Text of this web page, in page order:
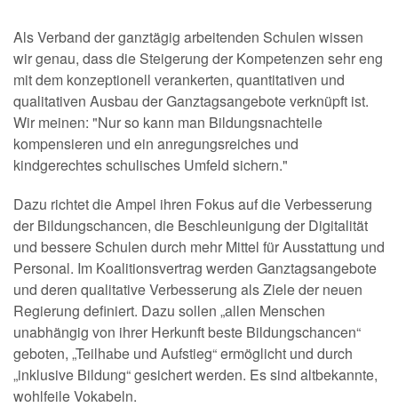
Als Verband der ganztägig arbeitenden Schulen wissen
wir genau, dass die Steigerung der Kompetenzen sehr eng
mit dem konzeptionell verankerten, quantitativen und
qualitativen Ausbau der Ganztagsangebote verknüpft ist.
Wir meinen: "Nur so kann man Bildungsnachteile
kompensieren und ein anregungsreiches und
kindgerechtes schulisches Umfeld sichern."
Dazu richtet die Ampel ihren Fokus auf die Verbesserung
der Bildungschancen, die Beschleunigung der Digitalität
und bessere Schulen durch mehr Mittel für Ausstattung und
Personal. Im Koalitionsvertrag werden Ganztagsangebote
und deren qualitative Verbesserung als Ziele der neuen
Regierung definiert. Dazu sollen „allen Menschen
unabhängig von ihrer Herkunft beste Bildungschancen“
geboten, „Teilhabe und Aufstieg“ ermöglicht und durch
„inklusive Bildung“ gesichert werden. Es sind altbekannte,
wohlfeile Vokabeln.